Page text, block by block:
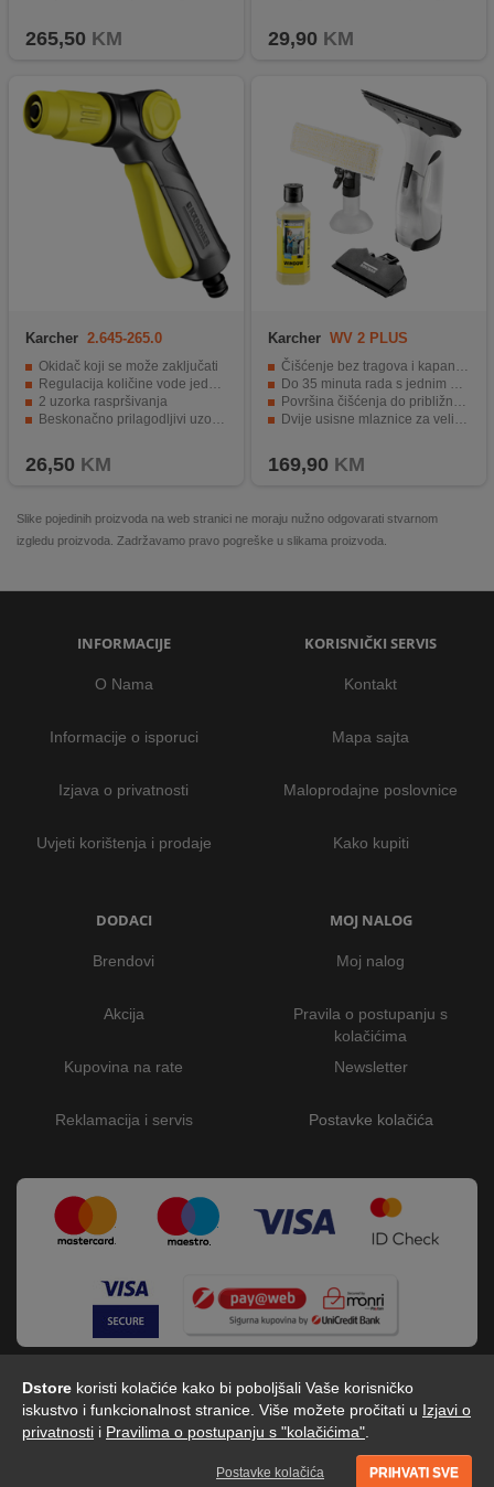
Dstore koristi kolačiće kako bi poboljšali Vaše korisničko
iskustvo i funkcionalnost stranice. Više možete pročitati u Izjavi o
privatnosti i Pravilima o postupanju s "kolačićima"
Postavke kolačića PRIHVATI SVE
265,50 KM 29,90 KM
Karcher 2.645-265.0
Okidač koji se može zaključati
Regulacija količine vode jednom rukom
2 uzorka raspršivanja
Beskonačno prilagodljivi uzorci raspršivanja
26,50 KM
Karcher WV 2 PLUS
Čišćenje bez tragova i kapanja vode
Do 35 minuta rada s jednim punjenjem baterije
Površina čišćenja do približno 105 m² po punjenju
Dvije usisne mlaznice za velike i manje površine
169,90 KM
Slike pojedinih proizvoda na web stranici ne moraju nužno odgovarati stvarnom
izgledu proizvoda. Zadržavamo pravo pogreške u slikama proizvoda.
INFORMACIJE
O Nama
Informacije o isporuci
Izjava o privatnosti
Uvjeti korištenja i prodaje
KORISNIČKI SERVIS
Kontakt
Mapa sajta
Maloprodajne poslovnice
Kako kupiti
DODACI
Brendovi
Akcija
Kupovina na rate
Reklamacija i servis
MOJ NALOG
Moj nalog
Pravila o postupanju s
kolačićima
Newsletter
Postavke kolačića
Dstore - Centar tehnike © 2026 by Digitalis d.o.o